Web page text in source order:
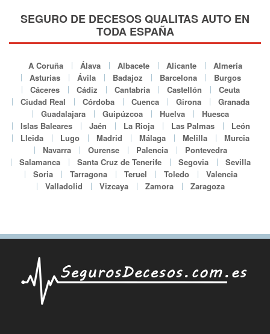
SEGURO DE DECESOS QUALITAS AUTO EN
TODA ESPAÑA
A Coruña Álava Albacete Alicante
Almería
Asturias
Ávila Badajoz Barcelona
Burgos
Cáceres
Cádiz Cantabria Castellón
Ceuta
Ciudad Real
Córdoba Cuenca Girona
Granada
Guadalajara
Guipúzcoa Huelva
Huesca
Islas Baleares
Jaén La Rioja Las Palmas
León
Lleida
Lugo Madrid Málaga Melilla
Murcia
Navarra
Ourense Palencia
Pontevedra
Salamanca
Santa Cruz de Tenerife Segovia
Sevilla
Soria
Tarragona Teruel Toledo
Valencia
Valladolid
Vizcaya Zamora Zaragoza